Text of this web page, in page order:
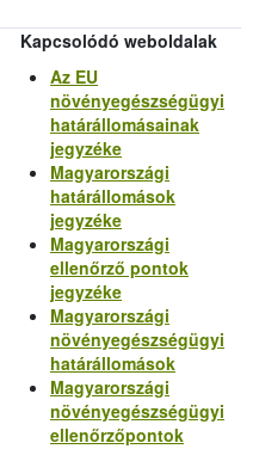
Kapcsolódó weboldalak
Az EU
növényegészségügyi
határállomásainak
jegyzéke
Magyarországi
határállomások
jegyzéke
Magyarországi
ellenőrző pontok
jegyzéke
Magyarországi
növényegészségügyi
határállomások
Magyarországi
növényegészségügyi
ellenőrzőpontok